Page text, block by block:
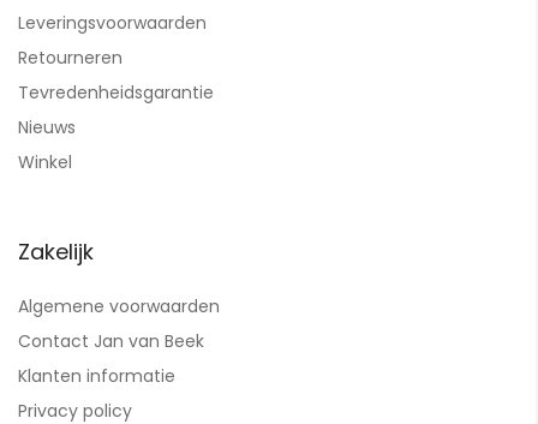
Leveringsvoorwaarden
Retourneren
Tevredenheidsgarantie
Nieuws
Winkel
Zakelijk
Algemene voorwaarden
Contact Jan van Beek
Klanten informatie
Privacy policy